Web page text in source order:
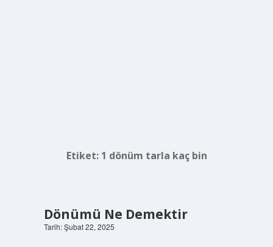
Etiket: 1 dönüm tarla kaç bin
Dönümü Ne Demektir
Tarih: Şubat 22, 2025